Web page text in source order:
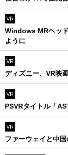
VR
Windows MRヘッ
ように
VR
ディズニー、VR映
VR
PSVRタイトル「
VR
ファーウェイと中